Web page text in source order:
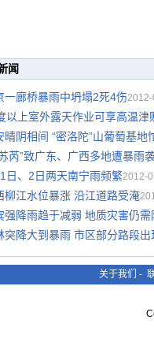
闻
一廊桥暴雨中坍塌2死4伤2012-
以上室外露天作业可享高温津
晴阴相间 “密洛陀”山葡萄基地
芮”致广东、广西多地遭暴雨
日、2日两天南宁雨频繁2012-
柳江水位暴涨 沿江道路受淹
强降雨趋于减弱 地质灾害仍需
突降大到暴雨 市区部分路段出
关于我们 -